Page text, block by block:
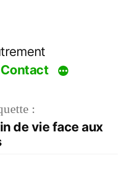
Contact
:
de vie face aux